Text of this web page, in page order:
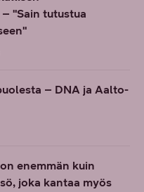
"Sain tutustua
– DNA ja Aalto-
enemmän kuin
joka kantaa myös